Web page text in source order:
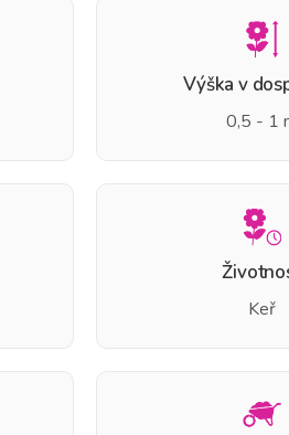
Výška v
0,5 - 1
Keř